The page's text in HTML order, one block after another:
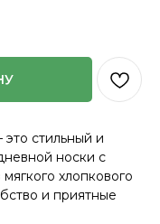
стильный и
носки с
хлопкового
и приятные